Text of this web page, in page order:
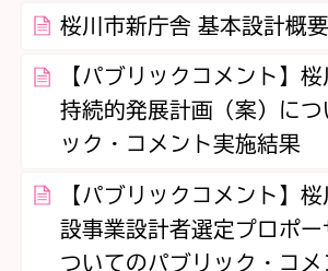
桜川市新庁舎 基本設計概
【パブリックコメント】
持続的発展計画（案）につ
ック・コメント実施結果
【パブリックコメント】
設事業設計者選定プロポ
ついてのパブリック・コ